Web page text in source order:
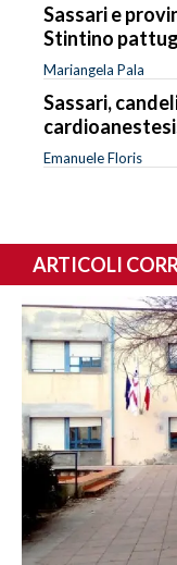
Sassari e
Stintino
Mariangela Pala
Sassari,
Emanuele Floris
ARTICOLI